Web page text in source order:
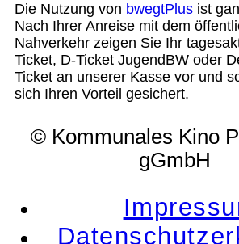
Die Nutzung von bwegtPlus ist
Nach Ihrer Anreise mit dem
Nahverkehr zeigen Sie Ihr
Ticket, D-Ticket JugendBW oder
Ticket an unserer Kasse vor und
sich Ihren Vorteil gesichert.
© Kommunales Kino
gGmbH